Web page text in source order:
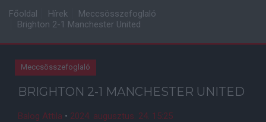
Főoldal Hírek
Meccsösszefoglaló
Brighton 2-1 Manchester United
Meccsösszefoglaló
BRIGHTON 2-1 MANCHESTER UNITED
Balog Attila • 2024. augusztus. 24. 15:25